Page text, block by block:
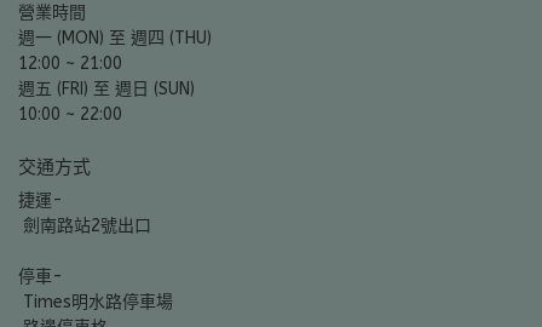
營業時間
週一 (MON) 至 週四 (THU)
12:00 ~ 21:00
週五 (FRI) 至 週日 (SUN)
10:00 ~ 22:00
交通方式
捷運-
劍南路站2號出口
停車-
Times明水路停車場